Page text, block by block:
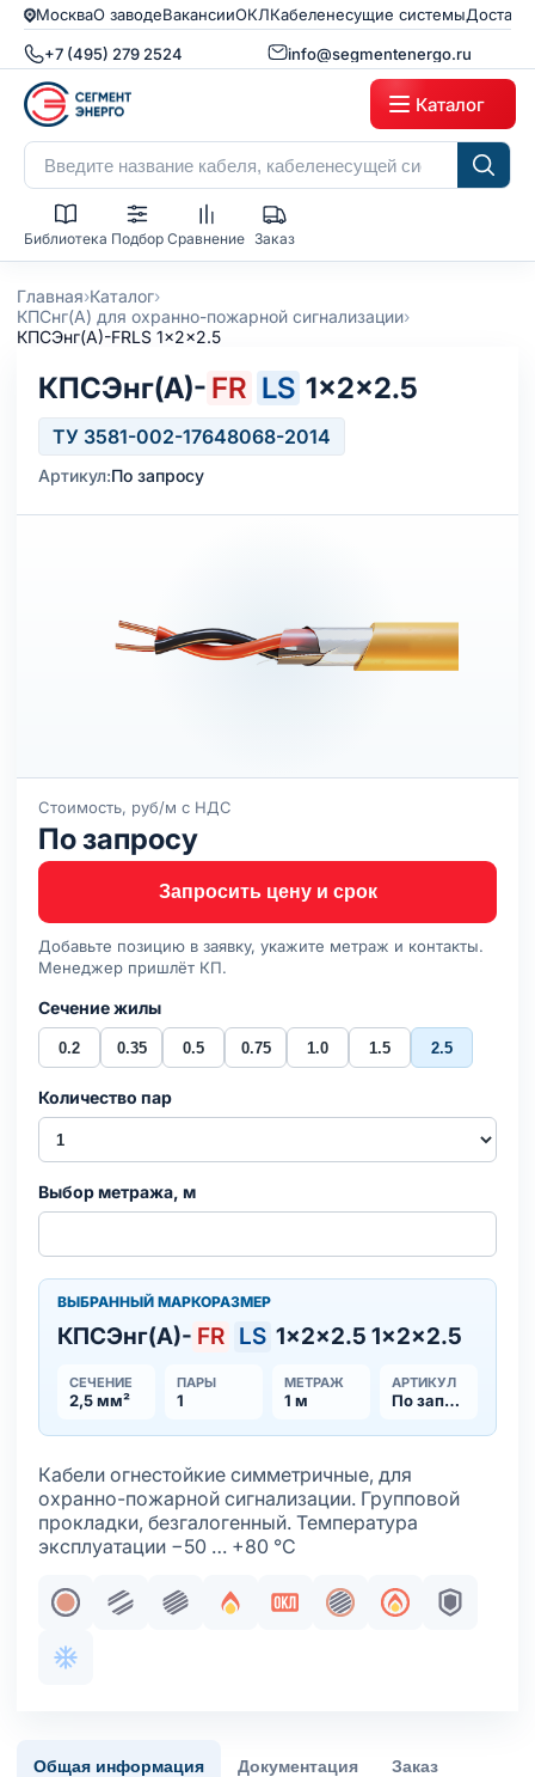
МоскваО заводеВакансииОКЛКабеленесущие системы
+7 (495) 279 2524 info@segmentenergo.ru
Каталог
Библиотека Подбор Сравнение Заказ
Главная›Каталог›
КПСнг(А) для охранно-пожарной сигнализации›
КПСЭнг(А)-FRLS 1x2x2.5
КПСЭнг(А)- FR LS 1×2×2.5
ТУ 3581-002-17648068-2014
Артикул:По запросу
Стоимость, руб/м с НДС
По запросу
Запросить цену и срок
Добавьте позицию в заявку, укажите метраж и контакты.
Менеджер пришлёт КП.
Сечение жилы
0.2 0.35 0.5 0.75 1.0 1.5 2.5
Количество пар
Выбор метража, м
ВЫБРАННЫЙ МАРКОРАЗМЕР
КПСЭнг(А)- FR LS 1×2×2.5 1×2×2.5
СЕЧЕНИЕ
2,5 мм²
ПАРЫ
1
МЕТРАЖ
1 м
АРТИКУЛ
По запросу
Кабели огнестойкие симметричные, для
охранно-пожарной сигнализации. Групповой
прокладки, безгалогенный. Температура
эксплуатации −50 … +80 °С
Жила медная однопроволочная
Парная скрутка
Пучковая скрутка
Огнестойкость
Сертификация в составе
Общий экранБроня
Хладостойкое исполнение оболочки
Общая информация Документация Заказ